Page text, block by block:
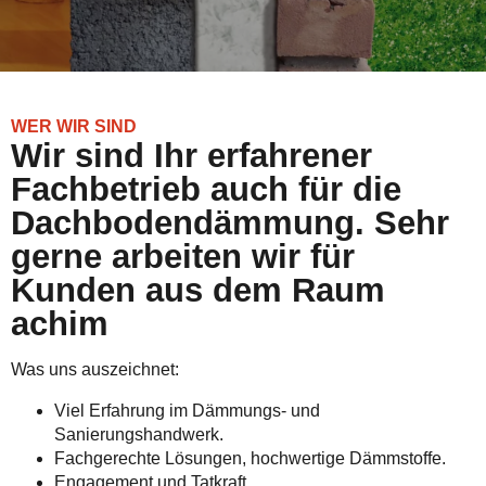
WER WIR SIND
Wir sind Ihr erfahrener
Fachbetrieb auch für die
Dachbodendämmung. Sehr
gerne arbeiten wir für
Kunden aus dem Raum
achim
Was uns auszeichnet:
Viel Erfahrung im Dämmungs- und
Sanierungshandwerk.
Fachgerechte Lösungen, hochwertige Dämmstoffe.
Engagement und Tatkraft.